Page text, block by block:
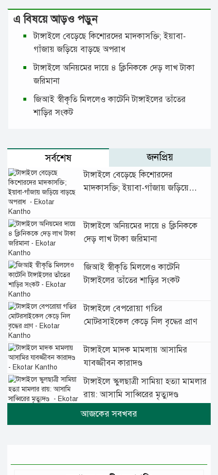
এ বিষয়ে আড়ও পড়ুন
টাঙ্গাইলে বেড়েছে কিশোরদের মাদকাসক্তি; ইয়াবা-
গাঁজায় জড়িয়ে বাড়ছে অপরাধ
টাঙ্গাইলে অনিয়মের দায়ে ৪ ক্লিনিককে দেড় লাখ টাকা
জরিমানা
জিআই স্বীকৃতি মিললেও কাটেনি টাঙ্গাইলের তাঁতের
শাড়ির সংকট
সর্বশেষ জনপ্রিয়
টাঙ্গাইলে বেড়েছে কিশোরদের
মাদকাসক্তি; ইয়াবা-গাঁজায় জড়িয়ে
টাঙ্গাইলে অনিয়মের দায়ে ৪ ক্লিনিককে
দেড় লাখ টাকা জরিমানা
জিআই স্বীকৃতি মিললেও কাটেনি
টাঙ্গাইলের তাঁতের শাড়ির সংকট
টাঙ্গাইলে বেপরোয়া গতির
মোটরসাইকেল কেড়ে নিল বৃদ্ধের প্রাণ
টাঙ্গাইলে মাদক মামলায় আসামির
যাবজ্জীবন কারাদণ্ড
টাঙ্গাইলে স্কুলছাত্রী সামিয়া হত্যা মামলার
রায়: আসামি সাব্বিরের মৃত্যুদণ্ড
টানা বৃষ্টিতে টাঙ্গাইলে বিপর্যস্ত জনজীবন
এখন টাঙ্গাইলে